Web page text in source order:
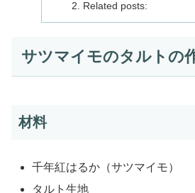
Related posts:
サツマイモのタルトの
材料
千年紅はるか（サツマイモ）
タルト生地